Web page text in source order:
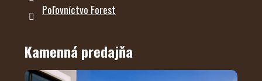
Poľovníctvo Forest
Kamenná predajňa